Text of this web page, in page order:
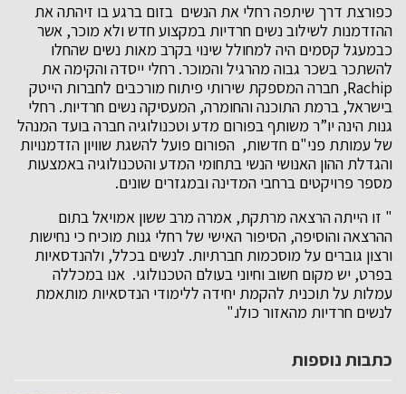
כפורצת דרך שיתפה רחלי את הנשים בזום ברגע בו זיהתה את
ההזדמנות לשילוב נשים חרדיות במקצוע חדש ולא מוכר, אשר
כבמעגל קסמים היה למחולל שינוי בקרב מאות נשים שהחלו
להשתכר בשכר גבוה מהרגיל והמוכר. רחלי ייסדה והקימה את
Rachip, חברה המספקת שירותי פיתוח מורכבים לחברות הייטק
בישראל, ברמת התוכנה והחומרה, המעסיקה נשים חרדיות. רחלי
גנות הינה יו”ר משותף בפורום מדע וטכנולוגיה חברה בועד המנהל
של עמותת פני"ם חדשות, הפורום פועל להשגת שוויון הזדמנויות
והגדלת ההון האנושי הנשי בתחומי המדע והטכנולוגיה באמצעות
מספר פרויקטים ברחבי המדינה ובמגזרים שונים.
" זו הייתה הרצאה מרתקת, אמרה מרב ששון אמויאל בתום
ההרצאה והוסיפה, הסיפור האישי של רחלי גנות מוכיח כי נחישות
ורצון גוברים על מוסכמות חברתיות. לנשים בכלל, ולהנדסאיות
בפרט, יש מקום חשוב וחיוני בעולם הטכנולוגי. אנו במכללה
עמלות על תוכנית להקמת יחידה ללימודי הנדסאיות מותאמת
לנשים חרדיות מהאזור כולו."
כתבות נוספות